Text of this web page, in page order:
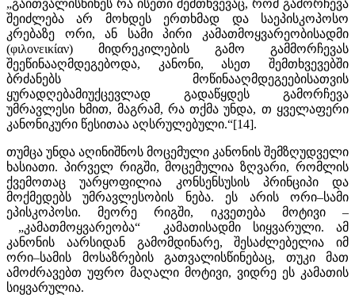
„გაითვალისწინეს რა ისეთი შემთხვევაც, რომ გამორჩევა
შეიძლება არ მოხდეს ერთხმად და საეპისკოპოსო
კრებაზე ორი, ან სამი პირი კამათმოყვარეობისადმი
(φιλονεικίαν) მიდრეკილების გამო გამმორჩევას
შეეწინააღმდეგებოდა, კანონი, ასეთ შემთხვევებში
ბრძანებს მოწინააღმდეგეებისათვის
ყურადღებამიუქცევლად გადაწყდეს გამორჩევა
უმრავლესი ხმით, მაგრამ, რა თქმა უნდა, თ ყველაფერი
კანონიკური წესითაა აღსრულებული.“[14].
თუმცა უნდა აღინიშნოს მოცემული კანონის შემზღუდველი
ხასიათი. პირველ რიგში, მოცემულია ზღვარი, რომლის
ქვემოთაც უარყოფილია კონსენსუსის პრინციპი და
მოქმედებს უმრავლესობის ნება. ეს არის ორი–სამი
ეპისკოპოსი. მეორე რიგში, იკვეთება მოტივი –
„კამათმოყვარეობა“ კამათისადმი სიყვარული. ამ
კანონის აარსიდან გამომდინარე, შესაძლებელია იმ
ორი–სამის მოსაზრების გათვალისწინებაც, თუკი მათ
ამოძრავებთ უფრო მაღალი მოტივი, ვიდრე ეს კამათის
სიყვარულია.